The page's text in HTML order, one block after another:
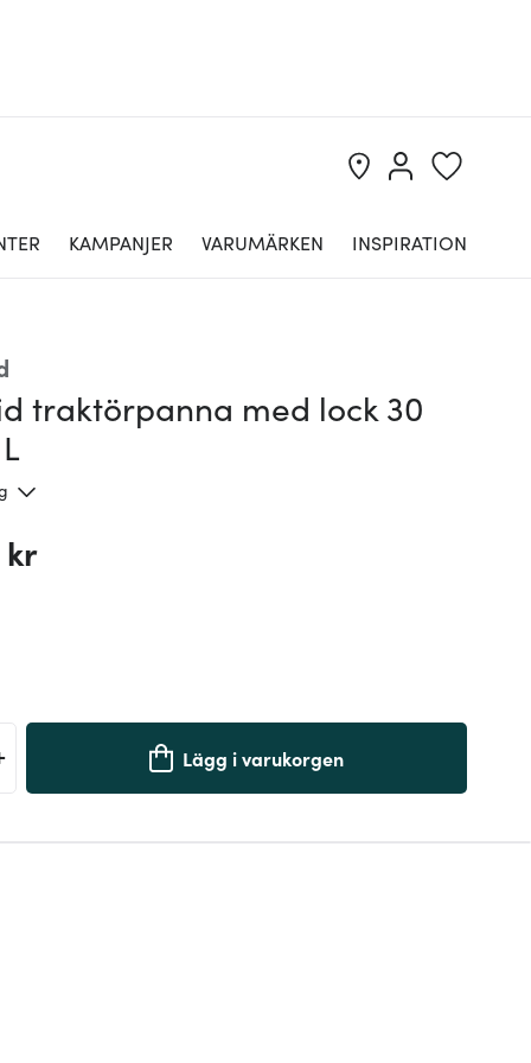
KAMPANJER VARUMÄRKEN INSPIRATION
traktörpanna med lock 30
kr
Lägg i varukorgen